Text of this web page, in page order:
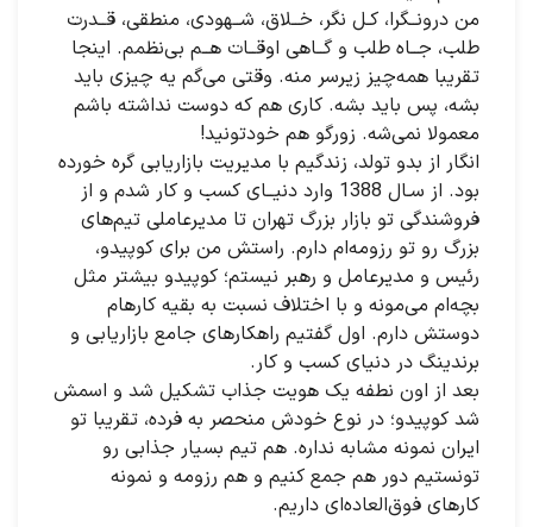
من درونــگرا، کـل نگر، خــلاق، شــهودی، منطقی، قــدرت
طلب، جــاه طلب و گــاهی اوقــات هــم بی‌نظمم. اینجا
تقریبا همه‌چیز زیرسر منه. وقتی می‌گم یه چیزی باید
بشه، پس باید بشه. کاری هم که دوست نداشته باشم
معمولا نمی‌شه. زورگو هم خودتونید!
انگار از بدو تولد، زندگیم با مدیریت بازاریابی گره خورده
بود. از سـال 1388 وارد دنیــای کسب و کار شدم و از
فروشندگی تو بازار بزرگ تهران تا مدیرعاملی تیم‌های
بزرگ رو تو رزومه‌ام دارم. راستش من برای کوپیدو،
رئیس و مدیرعامل و رهبر نیستم؛ کوپیدو بیشتر مثل
بچه‌ام می‌مونه و با اختلاف نسبت به بقیه کارهام
دوستش دارم. اول گفتیم راهکارهای جامع بازاریابی و
برندینگ در دنیای کسب و کار.
بعد از اون نطفه یک هویت جذاب تشکیل شد و اسمش
شد کوپیدو؛ در نوع خودش منحصر به فرده، تقریبا تو
ایران نمونه مشابه نداره. هم تیم بسیار جذابی رو
تونستیم دور هم جمع کنیم و هم رزومه و نمونه
کارهای فوق‌العاده‌ای داریم.